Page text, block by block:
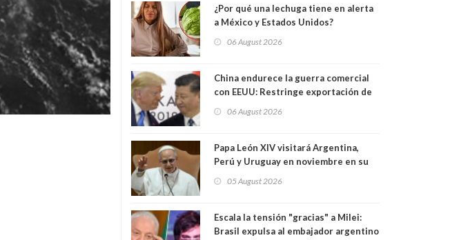
¿Por qué una lechuga tiene en alerta
a México y Estados Unidos?
06 August 2026
China endurece la guerra comercial
con EEUU: Restringe exportación de
estadounidenses
06 August 2026
Papa León XIV visitará Argentina,
Perú y Uruguay en noviembre en su
05 August 2026
Escala la tensión "gracias" a Milei:
Brasil expulsa al embajador argentino